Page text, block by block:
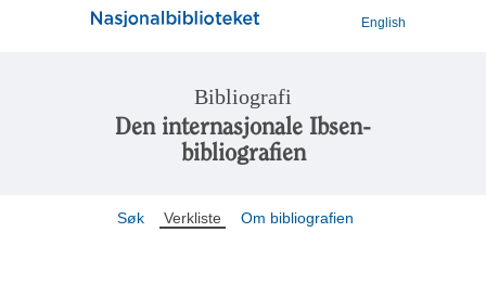
English
Bibliografi
Den internasjonale Ibsen-
bibliografien
Søk Verkliste Om bibliografien